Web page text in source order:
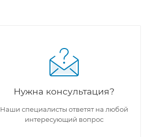
Нужна консультация?
Наши специалисты ответят на любой
интересующий вопрос